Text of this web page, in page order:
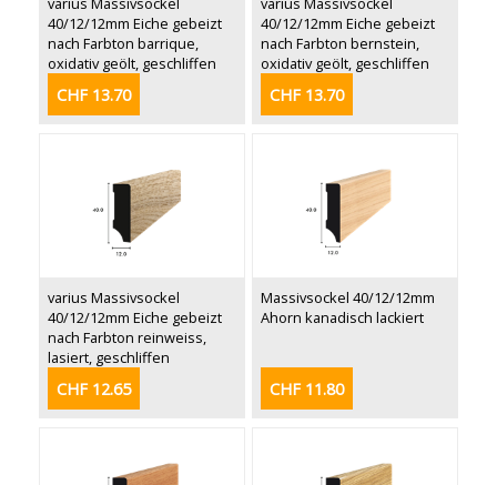
40/12/12mm Eiche gebeizt
nach Farbton barrique,
oxidativ geölt, geschliffen
CHF 13.70
40/12/12mm Eiche gebeizt
nach Farbton bernstein,
oxidativ geölt, geschliffen
CHF 13.70
varius Massivsockel
40/12/12mm Eiche gebeizt
nach Farbton reinweiss,
lasiert, geschliffen
CHF 12.65
Massivsockel 40/12/12mm
Ahorn kanadisch lackiert
CHF 11.80